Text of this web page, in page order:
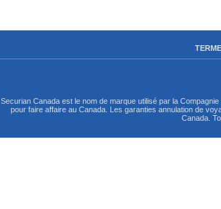
Securian Canada est le nom de marque utilisé par la
pour faire affaire au Canada. Les garanties annulation de
Canada.